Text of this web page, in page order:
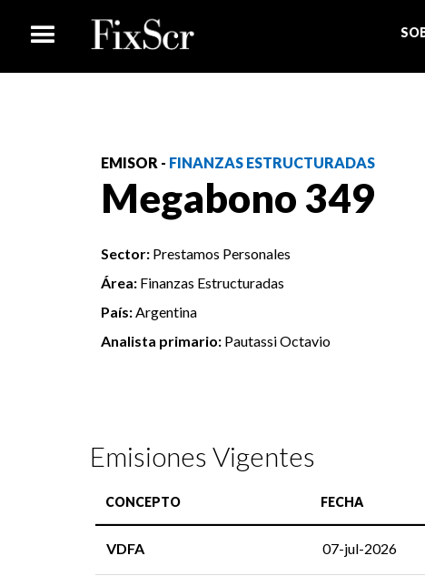
EMISOR - FINANZAS ESTRUCTURADAS
Megabono 349
Sector: Prestamos Personales
Área: Finanzas Estructuradas
País:Argentina
Analista primario: Pautassi Octavio
Emisiones Vigentes
CONCEPTO FECHA
VDFA 07-jul-2026